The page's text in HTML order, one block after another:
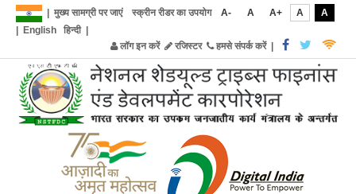
मुख्य सामग्री पर जाएं स्क्रीन रीडर का उपयोग A- A A+ A
A
English हिन्दी|
लॉग इन करें
रजिस्टर हमसे संपर्क करें|